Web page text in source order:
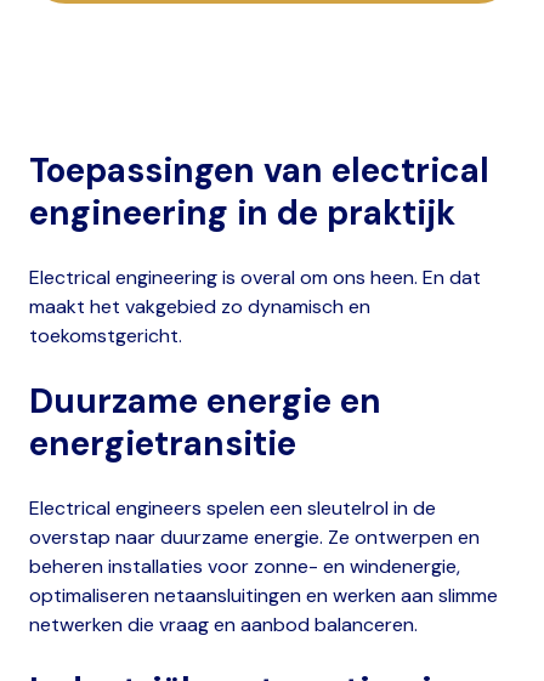
Toepassingen van electrical
engineering in de praktijk
Electrical engineering is overal om ons heen. En dat
maakt het vakgebied zo dynamisch en
toekomstgericht.
Duurzame energie en
energietransitie
Electrical engineers spelen een sleutelrol in de
overstap naar duurzame energie. Ze ontwerpen en
beheren installaties voor zonne- en windenergie,
optimaliseren netaansluitingen en werken aan slimme
netwerken die vraag en aanbod balanceren.